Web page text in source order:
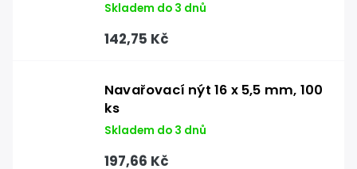
Skladem do 3 dnů
142,75 Kč
Navařovací nýt 16 x 5,5 mm, 100
ks
Skladem do 3 dnů
197,66 Kč